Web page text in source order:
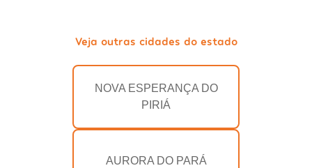
Veja outras cidades do estado
NOVA ESPERANÇA DO
PIRIÁ
AURORA DO PARÁ